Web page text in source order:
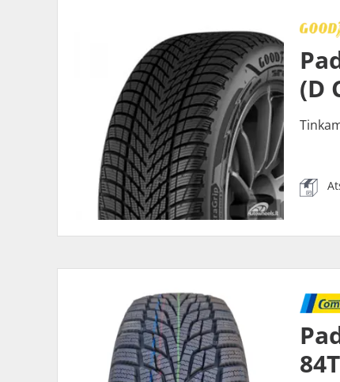
(D
84T